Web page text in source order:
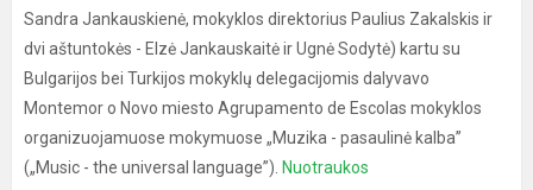
Sandra Jankauskienė, mokyklos direktorius Paulius Zakalskis ir
dvi aštuntokės - Elzė Jankauskaitė ir Ugnė Sodytė) kartu su
Bulgarijos bei Turkijos mokyklų delegacijomis dalyvavo
Montemor o Novo miesto Agrupamento de Escolas mokyklos
organizuojamuose mokymuose „Muzika - pasaulinė kalba”
(„Music - the universal language”). Nuotraukos